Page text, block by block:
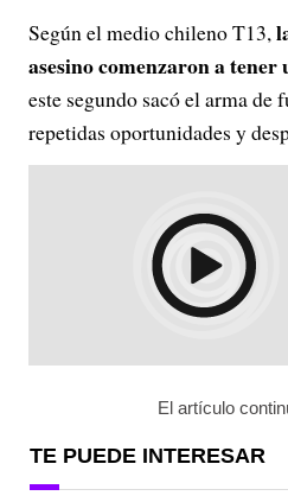
Según el medio chileno T13,
asesino comenzaron a
este segundo sacó el arma de
repetidas oportunidades y
El artículo
TE PUEDE INTERESAR